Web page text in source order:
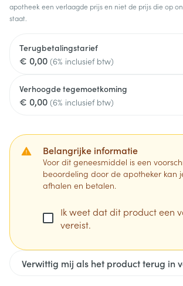
apotheek een verlaagde prijs en niet de prijs die op
staat.
Terugbetalingstarief
€ 0,00 (6% inclusief btw)
Verhoogde tegemoetkoming
€ 0,00 (6% inclusief btw)
Belangrijke informatie
Voor dit geneesmiddel is een
beoordeling door de apotheker kan
afhalen en betalen.
Ik weet dat dit product een
vereist.
Verwittig mij als het product terug in